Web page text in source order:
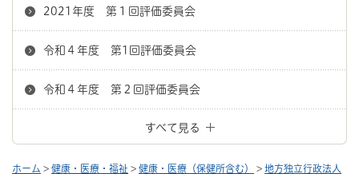
2021年度 第１回評価委員会
令和４年度 第1回評価委員会
令和４年度 第２回評価委員会
すべて見る
ホーム > 健康・医療・福祉 > 健康・医療（保健所含む） > 地方独立行政法人